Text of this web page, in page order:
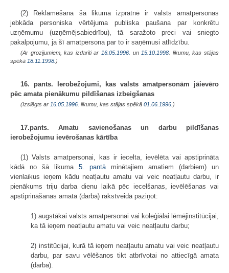
(2) Reklamēšana šā likuma izpratnē ir valsts amatpersonas
jebkāda personiska vērtējuma publiska paušana par konkrētu
uzņēmumu (uzņēmējsabiedrību), tā saražoto preci vai sniegto
pakalpojumu, ja šī amatpersona par to ir saņēmusi atlīdzību.
(Ar grozījumiem, kas izdarīti ar 16.05.1996. un 15.10.1998 . likumu, kas stājas
spēkā 18.11.1998. )
16. pants. Ierobežojumi, kas valsts amatpersonām jāievēro
pēc amata pienākumu pildīšanas izbeigšanas
(Izslēgts ar 16.05.1996 . likumu, kas stājas spēkā 01.06.1996. )
17.pants. Amatu savienošanas un darbu pildīšanas
ierobežojumu ievērošanas kārtība
(1) Valsts amatpersonai, kas ir iecelta, ievēlēta vai apstiprināta
kādā no šā likuma 5. pantā minētajiem amatiem (darbiem) un
vienlaikus ieņem kādu neatļautu amatu vai veic neatļautu darbu, ir
pienākums triju darba dienu laikā pēc iecelšanas, ievēlēšanas vai
apstiprināšanas amatā (darbā) rakstveidā paziņot:
1) augstākai valsts amatpersonai vai koleģiālai lēmējinstitūcijai,
ka tā ieņem neatļautu amatu vai veic neatļautu darbu;
2) institūcijai, kurā tā ieņem neatļautu amatu vai veic neatļautu
darbu, par savu vēlēšanos tikt atbrīvotai no attiecīgā amata
(darba).